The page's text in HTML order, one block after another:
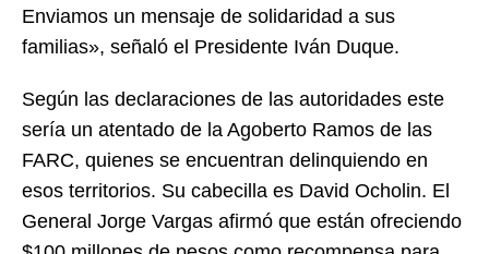
Enviamos un mensaje de solidaridad a sus
familias», señaló el Presidente Iván Duque.
Según las declaraciones de las autoridades este
sería un atentado de la Agoberto Ramos de las
FARC, quienes se encuentran delinquiendo en
esos territorios. Su cabecilla es David Ocholin. El
General Jorge Vargas afirmó que están ofreciendo